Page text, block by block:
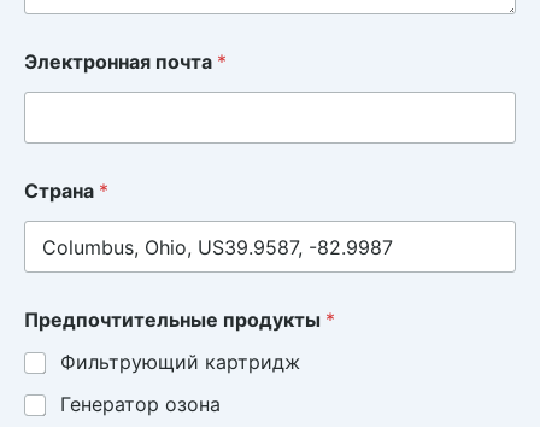
Электронная почта *
Страна *
Предпочтительные продукты *
Фильтрующий картридж
Генератор озона